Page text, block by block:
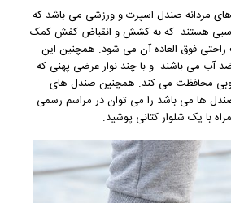
مردانه صندل اسپرت و ورزشی می باشد که
هستند که به کشش و انقباض کفش کمک
فوق العاده آن می شود. همچنین این
آب می باشند و با چند نوار عرضی پهنی که
محافظت می کند. همچنین صندل های
ها می باشد را می توان در مراسم رسمی
با یک شلوار کتانی پوشید.